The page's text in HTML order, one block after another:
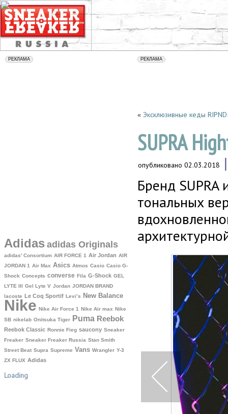
Adidas adidas Originals
adidas' Consortium AIR FORCE 1 Air Jordan AIR
JORDAN 1 Air Max Asics Atmos Casio Casio G-
Shock Concepts converse Fila G-Shock GEL
LYTE III Gel Lyte V Jordan JORDAN BRAND
lacoste Le Coq Sportif Levi’s New Balance
Nike Nike Air Force 1 Nike Air max Nike
SB nikelab Onitsuka Tiger Puma Reebok
Reebok Classic Ronnie Fieg saucony Sneaker
Freaker Sneaker Freaker Russia Stan Smith
Street Beat Supra Supreme Vans Wrangler Y-3
ZX FLUX Аdidas
Loading
« Эксклюзивные кеды
SUPRA
опубликовано 02.03.2018
Бренд SUPRA
тональных